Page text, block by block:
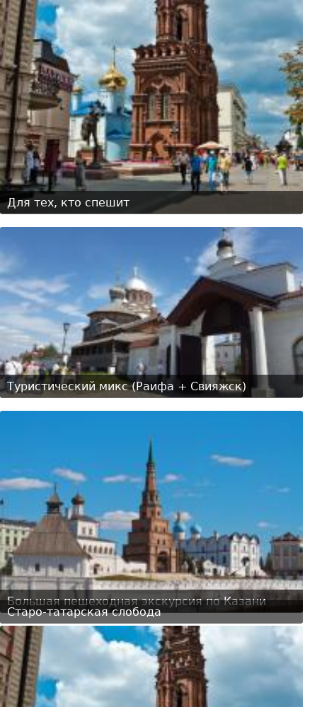
Для тех, кто спешит
Туристический микс (Раифа + Свияжск)
Большая пешеходная экскурсия по Казани
Старо-татарская слобода